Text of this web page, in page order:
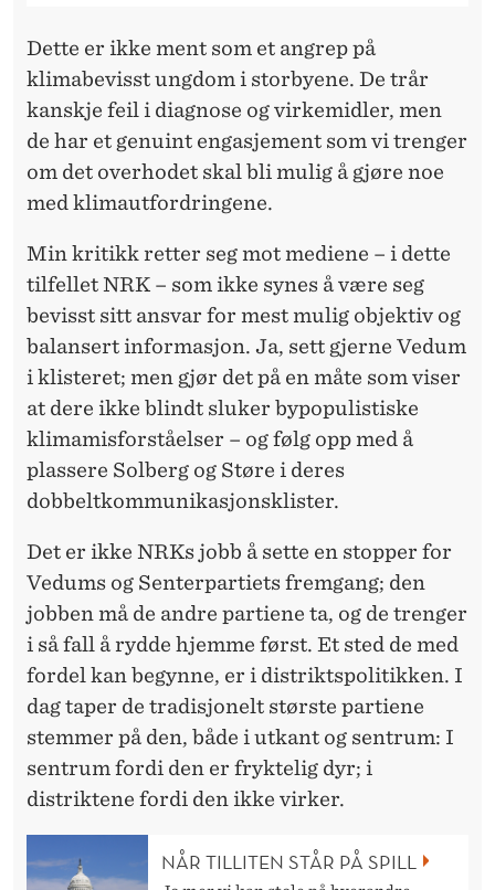
Dette er ikke ment som et angrep på
klimabevisst ungdom i storbyene. De trår
kanskje feil i diagnose og virkemidler, men
de har et genuint engasjement som vi trenger
om det overhodet skal bli mulig å gjøre noe
med klimautfordringene.
Min kritikk retter seg mot mediene – i dette
tilfellet NRK – som ikke synes å være seg
bevisst sitt ansvar for mest mulig objektiv og
balansert informasjon. Ja, sett gjerne Vedum
i klisteret; men gjør det på en måte som viser
at dere ikke blindt sluker bypopulistiske
klimamisforståelser – og følg opp med å
plassere Solberg og Støre i deres
dobbeltkommunikasjonsklister.
Det er ikke NRKs jobb å sette en stopper for
Vedums og Senterpartiets fremgang; den
jobben må de andre partiene ta, og de trenger
i så fall å rydde hjemme først. Et sted de med
fordel kan begynne, er i distriktspolitikken. I
dag taper de tradisjonelt største partiene
stemmer på den, både i utkant og sentrum: I
sentrum fordi den er fryktelig dyr; i
distriktene fordi den ikke virker.
NÅR TILLITEN STÅR PÅ SPILL